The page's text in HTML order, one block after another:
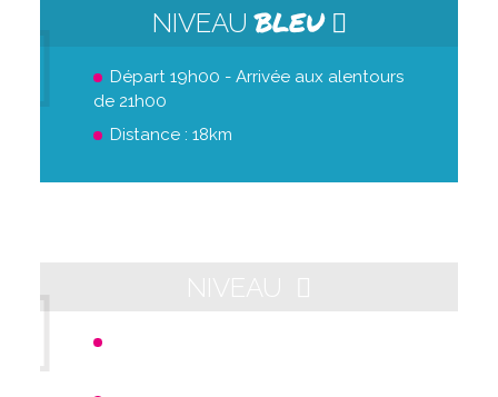
NIVEAUBLEU
Départ 19h00 - Arrivée aux alentours
de 21h00
Distance : 18km